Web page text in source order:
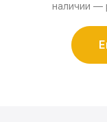
наличии —